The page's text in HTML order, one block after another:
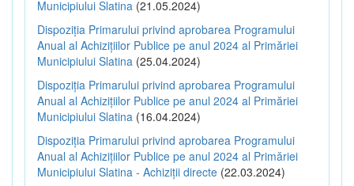
Municipiului Slatina (21.05.2024)
Dispoziția Primarului privind aprobarea Programului
Anual al Achizițiilor Publice pe anul 2024 al Primăriei
Municipiului Slatina (25.04.2024)
Dispoziția Primarului privind aprobarea Programului
Anual al Achizițiilor Publice pe anul 2024 al Primăriei
Municipiului Slatina (16.04.2024)
Dispoziția Primarului privind aprobarea Programului
Anual al Achizițiilor Publice pe anul 2024 al Primăriei
Municipiului Slatina - Achiziții directe (22.03.2024)